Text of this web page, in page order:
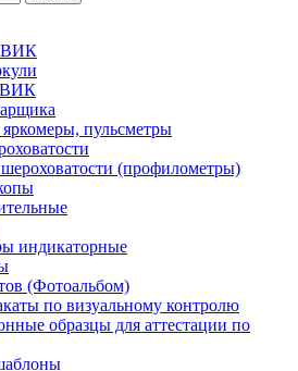
ВИК
ВИК
пульсметры
(профилометры)
индикаторные
(Фотоальбом)
по визуальному контролю
образцы для аттестации по